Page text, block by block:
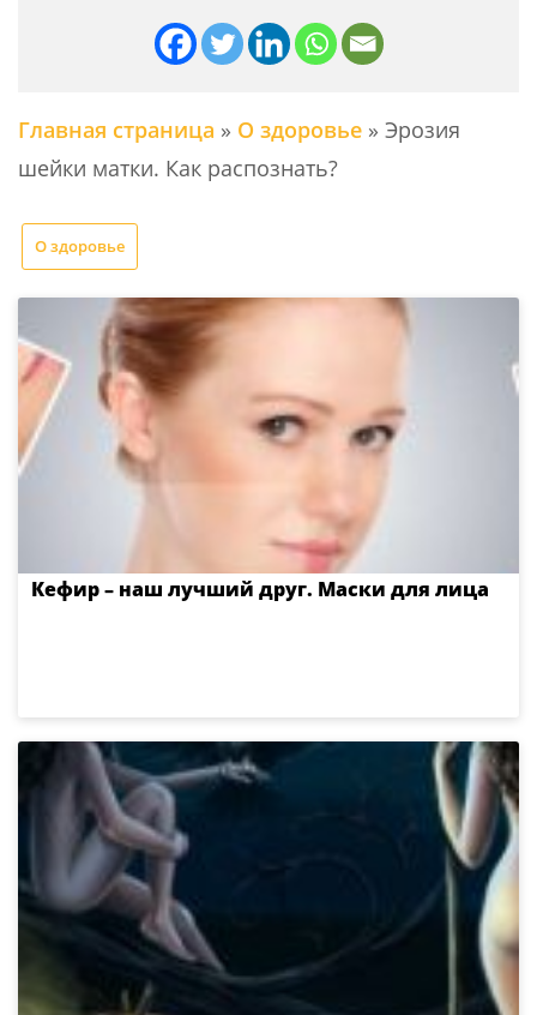
Главная страница » О здоровье » Эрозия
шейки матки. Как распознать?
О здоровье
Кефир – наш лучший друг. Маски для лица